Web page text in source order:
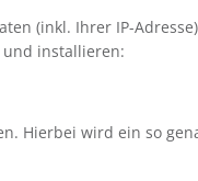
(inkl. Ihrer IP-
installieren:
Hierbei wird ein so